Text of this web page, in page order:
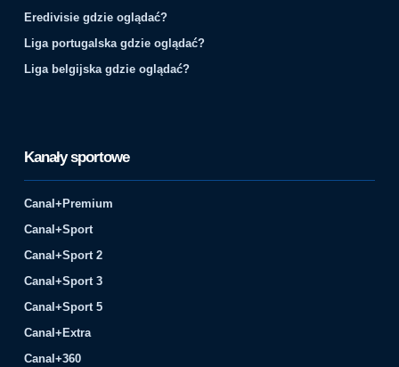
Eredivisie gdzie oglądać?
Liga portugalska gdzie oglądać?
Liga belgijska gdzie oglądać?
Kanały sportowe
Canal+Premium
Canal+Sport
Canal+Sport 2
Canal+Sport 3
Canal+Sport 5
Canal+Extra
Canal+360